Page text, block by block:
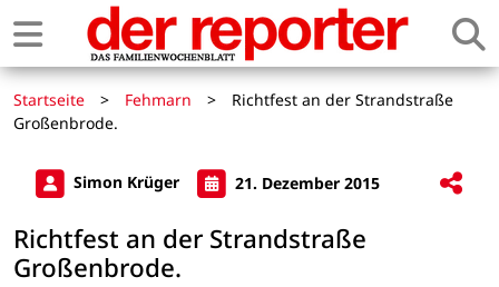
Startseite > Fehmarn >
Richtfest an der Strandstraße
Großenbrode.
Simon Krüger 21. Dezember 2015
Richtfest an der Strandstraße
Großenbrode.